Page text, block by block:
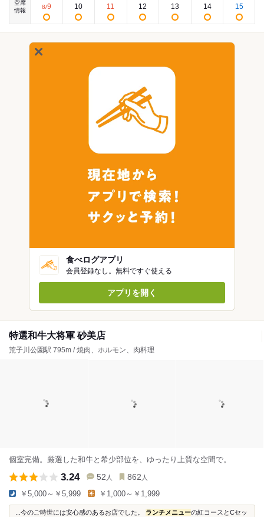
空席
情報
8/9 10 11 12 13 14 15
食べログアプリ
会員登録なし。無料ですぐ使える
アプリを開く
特選和牛大将軍 砂美店
荒子川公園駅 795m / 焼肉、ホルモン、肉料理
個室完備。厳選した和牛と希少部位を、ゆったり上質な空間で。
3.24 52 人 862 人
￥5,000～￥5,999 ￥1,000～￥1,999
...今のご時世には安心感のあるお店でした。 ランチメニューの紅コースとCセッ